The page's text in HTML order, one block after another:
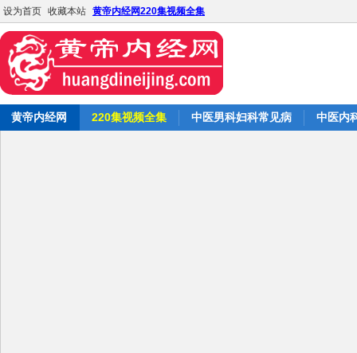
设为首页 收藏本站 黄帝内经网220集视频全集
黄帝内经网 220集视频全集 中医男科妇科常见病 中医内